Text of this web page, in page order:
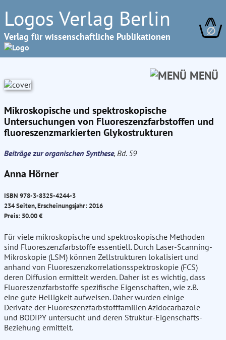
Logos Verlag Berlin
Verlag für wissenschaftliche Publikationen ∅
MENÜ
Mikroskopische und spektroskopische
Untersuchungen von Fluoreszenzfarbstoffen und
fluoreszenzmarkierten Glykostrukturen
Beiträge zur organischen Synthese, Bd. 59
Anna Hörner
ISBN 978-3-8325-4244-3
234 Seiten, Erscheinungsjahr: 2016
Preis: 50.00 €
Für viele mikroskopische und spektroskopische Methoden
sind Fluoreszenzfarbstoffe essentiell. Durch Laser-Scanning-
Mikroskopie (LSM) können Zellstrukturen lokalisiert und
anhand von Fluoreszenzkorrelationsspektroskopie (FCS)
deren Diffusion ermittelt werden. Daher ist es wichtig, dass
Fluoreszenzfarbstoffe spezifische Eigenschaften, wie z.B.
eine gute Helligkeit aufweisen. Daher wurden einige
Derivate der Fluoreszenzfarbstofffamilien Azidocarbazole
und BODIPY untersucht und deren Struktur-Eigenschafts-
Beziehung ermittelt.